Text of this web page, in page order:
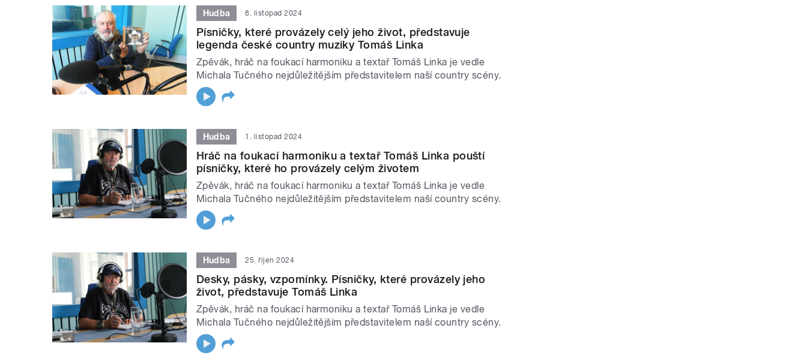
Hudba 8. listopad 2024
Písničky, které provázely celý jeho život, představuje
legenda české country muziky Tomáš Linka
Zpěvák, hráč na foukací harmoniku a textař Tomáš Linka je vedle
Michala Tučného nejdůležitějším představitelem naší country scény.
Hudba 1. listopad 2024
Hráč na foukací harmoniku a textař Tomáš Linka pouští
písničky, které ho provázely celým životem
Zpěvák, hráč na foukací harmoniku a textař Tomáš Linka je vedle
Michala Tučného nejdůležitějším představitelem naší country scény.
Hudba 25. říjen 2024
Desky, pásky, vzpomínky. Písničky, které provázely jeho
život, představuje Tomáš Linka
Zpěvák, hráč na foukací harmoniku a textař Tomáš Linka je vedle
Michala Tučného nejdůležitějším představitelem naší country scény.